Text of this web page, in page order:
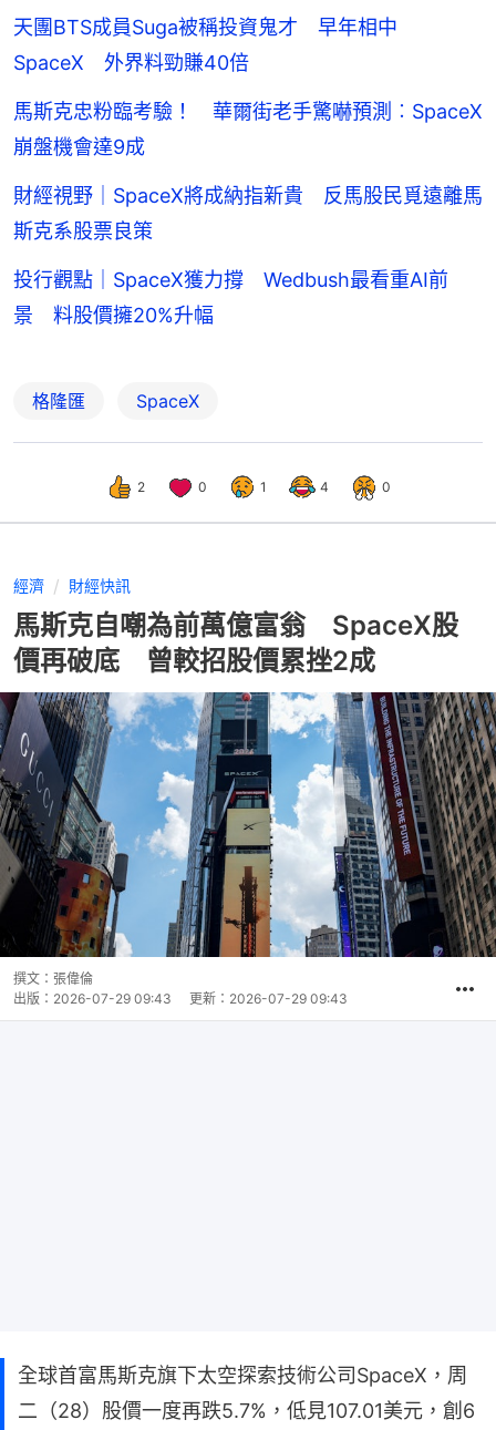
天團BTS成員Suga被稱投資鬼才 早年相中
SpaceX 外界料勁賺40倍
馬斯克忠粉臨考驗！ 華爾街老手驚嚇預測︰SpaceX
崩盤機會達9成
財經視野｜SpaceX將成納指新貴 反馬股民覓遠離馬
斯克系股票良策
投行觀點｜SpaceX獲力撐 Wedbush最看重AI前
景 料股價擁20%升幅
格隆匯 SpaceX
2 0 1 4 0
經濟 財經快訊
馬斯克自嘲為前萬億富翁 SpaceX股
價再破底 曾較招股價累挫2成
撰文： 張偉倫
出版： 2026-07-29 09:43 更新： 2026-07-29 09:43
全球首富馬斯克旗下太空探索技術公司SpaceX，周
二（28）股價一度再跌5.7%，低見107.01美元，創6